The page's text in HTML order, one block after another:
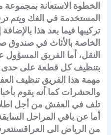
الخطوة الاستعانة
المستخدمة في الفك ويتم
تركيبها فيما بعد هذا
الخاصة بالأثاث في صندوق
النقل، أما الفريق
بتنظيف كل قطعة على حدى
مهمة هذا الفريق تنظيف
والحشرات كما أنه يقوم
تلف في العفش من أجل
أما عن باقي المراحل
من الرياض الى